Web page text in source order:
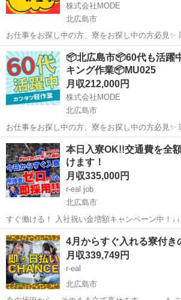
株式会社MODE
北広島市
お仕事をお探し中の方、寮をお探し中の方必見✨ 💥お仕事内容💥 麻酔
針を扱っているところでのお仕事です。 [1]針を磨いて加工 [2]針と製
品の組み合わせ [3]針
北海道 北広島市 その他 未経験
📦北広島市📦60代も活躍
キング作業📦MU025
月収212,000円
株式会社MODE
北広島市
お仕事をお探し中の方、寮をお探し中の方必見✨ 💥お仕事内容💥 ドラ
ックストアで取り扱われる 製品のピッキング作業
ンテナのなかに商品を集めていただきます！ ひ
ではな...
北海道 北広島市 その他 未経験
本日入寮OK!!交通費を全
けます！
月収335,000円
r-eal job
北広島市
すぐ働ける！ 入社祝い金増額キャンペーン中！↓↓
https://ichimoji.com/mail/lp/sumikomi/ ・財布にお金ほぼない ・今日泊
まる場所がない ・スマホ止まってる ・すぐ働か
北海道 北広島市 工場 未経験
4月からすぐ入れる寮付き
月収339,749円
r-eal
北広島市